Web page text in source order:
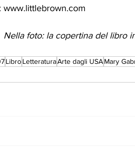
www.littlebrown.com
Nella foto: la copertina del libro
LibroLetteraturaArte dagli USAMary